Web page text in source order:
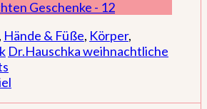
, Hände & Füße, Körper,
Dr.Hauschka weihnachtliche